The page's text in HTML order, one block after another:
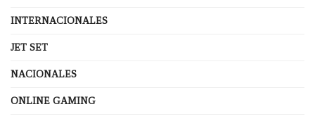
INTERNACIONALES
JET SET
NACIONALES
ONLINE GAMING